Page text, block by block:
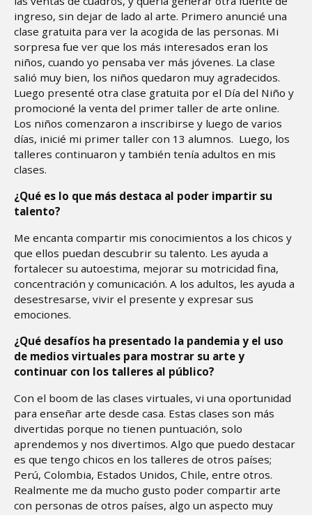
ingreso, sin dejar de lado al arte. Primero anuncié una
clase gratuita para ver la acogida de las personas. Mi
sorpresa fue ver que los más interesados eran los
niños, cuando yo pensaba ver más jóvenes. La clase
salió muy bien, los niños quedaron muy agradecidos.
Luego presenté otra clase gratuita por el Día del Niño y
promocioné la venta del primer taller de arte online.
Los niños comenzaron a inscribirse y luego de varios
días, inicié mi primer taller con 13 alumnos. Luego, los
talleres continuaron y también tenía adultos en mis
clases.
¿Qué es lo que más destaca al poder impartir su
talento?
Me encanta compartir mis conocimientos a los chicos y
que ellos puedan descubrir su talento. Les ayuda a
fortalecer su autoestima, mejorar su motricidad fina,
concentración y comunicación. A los adultos, les ayuda a
desestresarse, vivir el presente y expresar sus
emociones.
¿Qué desafíos ha presentado la pandemia y el uso
de medios virtuales para mostrar su arte y
continuar con los talleres al público?
Con el boom de las clases virtuales, vi una oportunidad
para enseñar arte desde casa. Estas clases son más
divertidas porque no tienen puntuación, solo
aprendemos y nos divertimos. Algo que puedo destacar
es que tengo chicos en los talleres de otros países;
Perú, Colombia, Estados Unidos, Chile, entre otros.
Realmente me da mucho gusto poder compartir arte
con personas de otros países, algo un aspecto muy